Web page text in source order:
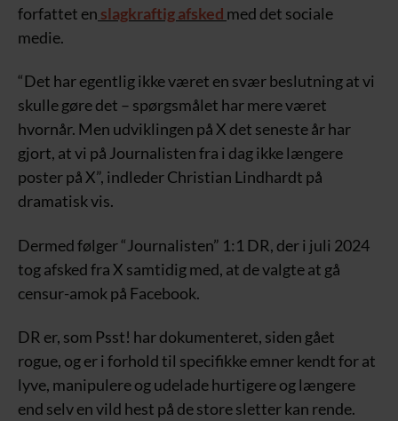
forfattet en slagkraftig afsked med det sociale
medie.
“Det har egentlig ikke været en svær beslutning at vi
skulle gøre det – spørgsmålet har mere været
hvornår. Men udviklingen på X det seneste år har
gjort, at vi på Journalisten fra i dag ikke længere
poster på X”, indleder Christian Lindhardt på
dramatisk vis.
Dermed følger “Journalisten” 1:1 DR, der i juli 2024
tog afsked fra X samtidig med, at de valgte at gå
censur-amok på Facebook.
DR er, som Psst! har dokumenteret, siden gået
rogue, og er i forhold til specifikke emner kendt for at
lyve, manipulere og udelade hurtigere og længere
end selv en vild hest på de store sletter kan rende.